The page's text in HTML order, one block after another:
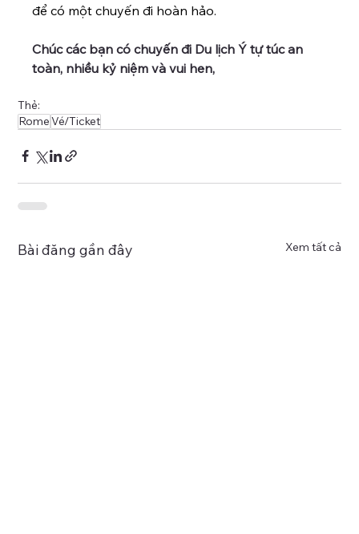
để có một chuyến đi hoàn hảo.
Chúc các bạn có chuyến đi Du lịch Ý tự túc an
toàn, nhiều kỷ niệm và vui hen,
Thẻ:
RomeVé/Ticket
Bài đăng gần đây Xem tất cả